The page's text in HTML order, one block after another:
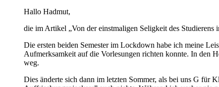
Hallo Hadmut,
die im Artikel „Von der einstmaligen Seligkeit des
Die ersten beiden Semester im Lockdown habe ich meine
Aufmerksamkeit auf die Vorlesungen richten konnte. In den
weg.
Dies änderte sich dann im letzten Sommer, als bei uns G für